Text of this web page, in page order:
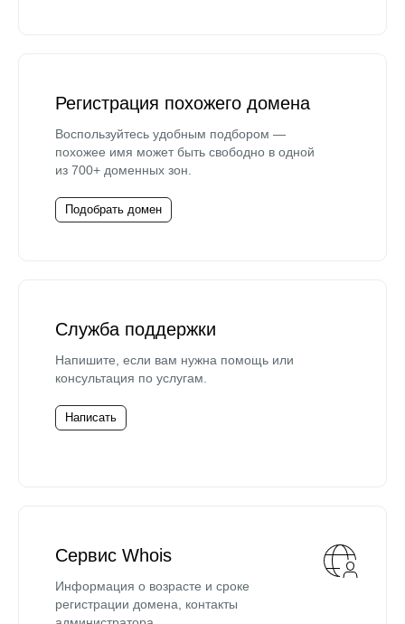
Регистрация похожего домена
Воспользуйтесь удобным подбором —
похожее имя может быть свободно в одной
из 700+ доменных зон.
Подобрать домен
Служба поддержки
Напишите, если вам нужна помощь или
консультация по услугам.
Написать
Сервис Whois
Информация о возрасте и сроке
регистрации домена, контакты